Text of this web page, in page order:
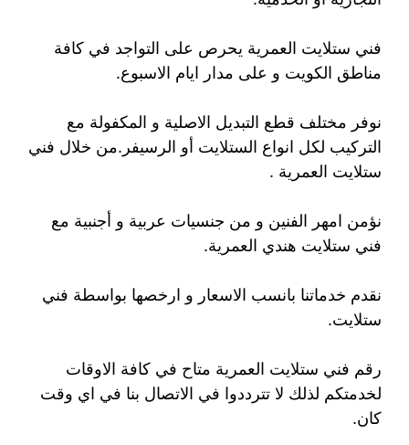
فني ستلايت العمرية يحرص على التواجد في كافة
مناطق الكويت و على مدار ايام الاسبوع.
نوفر مختلف قطع التبديل الاصلية و المكفولة مع
التركيب لكل انواع الستلايت أو الرسيفر.من خلال فني
ستلايت العمرية .
نؤمن امهر الفنين و من جنسيات عربية و أجنبية مع
فني ستلايت هندي العمرية.
نقدم خدماتنا بانسب الاسعار و ارخصها بواسطة فني
ستلايت.
رقم فني ستلايت العمرية متاح في كافة الاوقات
لخدمتكم لذلك لا تترددوا في الاتصال بنا في اي وقت
كان.